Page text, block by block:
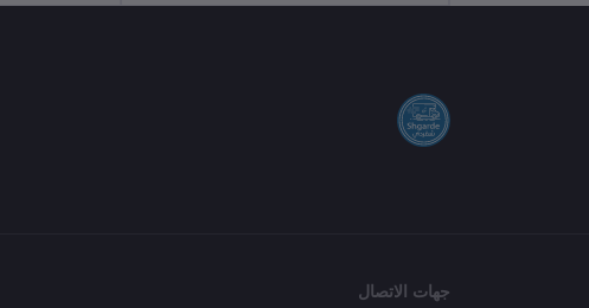
جهات الاتصال